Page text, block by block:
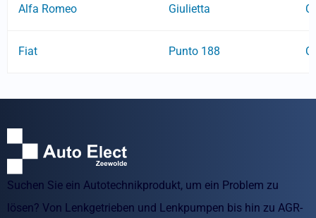
Alfa Romeo Giulietta
Fiat Punto 188
Suchen Sie ein Autotechnikprodukt, um ein Problem zu
lösen? Von Lenkgetrieben und Lenkpumpen bis hin zu AGR-